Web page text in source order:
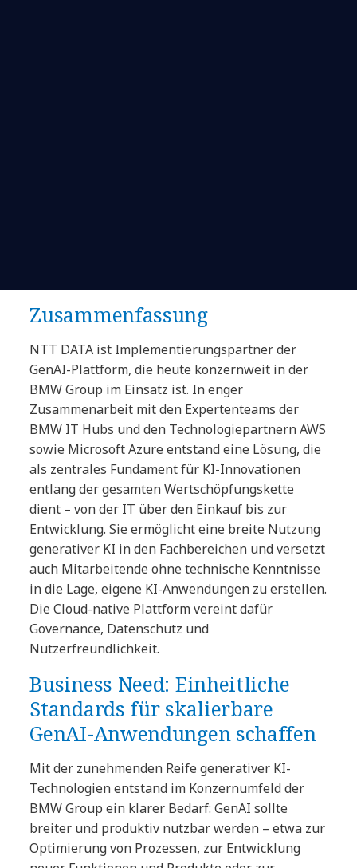
Zusammenfassung
NTT DATA ist Implementierungspartner der
GenAI-Plattform, die heute konzernweit in der
BMW Group im Einsatz ist. In enger
Zusammenarbeit mit den Expertenteams der
BMW IT Hubs und den Technologiepartnern AWS
sowie Microsoft Azure entstand eine Lösung, die
als zentrales Fundament für KI-Innovationen
entlang der gesamten Wertschöpfungskette
dient – von der IT über den Einkauf bis zur
Entwicklung. Sie ermöglicht eine breite Nutzung
generativer KI in den Fachbereichen und versetzt
auch Mitarbeitende ohne technische Kenntnisse
in die Lage, eigene KI-Anwendungen zu erstellen.
Die Cloud-native Plattform vereint dafür
Governance, Datenschutz und
Nutzerfreundlichkeit.
Business Need: Einheitliche
Standards für skalierbare
GenAI-Anwendungen schaffen
Mit der zunehmenden Reife generativer KI-
Technologien entstand im Konzernumfeld der
BMW Group ein klarer Bedarf: GenAI sollte
breiter und produktiv nutzbar werden – etwa zur
Optimierung von Prozessen, zur Entwicklung